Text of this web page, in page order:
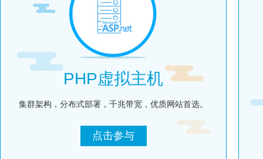
PHP虚拟主机
集群架构，分布式部署，千兆带宽，优质网站首选。
点击参与